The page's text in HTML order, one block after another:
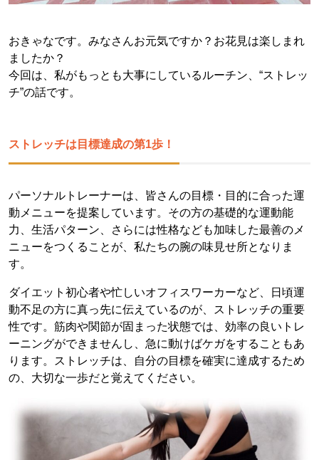
おきゃなです。みなさんお元気ですか？お花見は楽しまれ
ましたか？
今回は、私がもっとも大事にしているルーチン、“ストレッ
チ”の話です。
ストレッチは目標達成の第1歩！
パーソナルトレーナーは、皆さんの目標・目的に合った運
動メニューを提案しています。その方の基礎的な運動能
力、生活パターン、さらには性格なども加味した最善のメ
ニューをつくることが、私たちの腕の味見せ所となりま
す。
ダイエット初心者や忙しいオフィスワーカーなど、日頃運
動不足の方に真っ先に伝えているのが、ストレッチの重要
性です。筋肉や関節が固まった状態では、効率の良いトレ
ーニングができませんし、急に動けばケガをすることもあ
ります。ストレッチは、自分の目標を確実に達成するため
の、大切な一歩だと覚えてください。